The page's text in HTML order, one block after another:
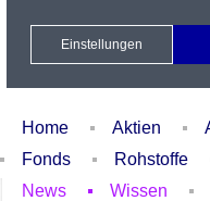
Xetra Realtime
Home Aktien
Fonds
Rohstoffe
News
Wissen
Einstellungen